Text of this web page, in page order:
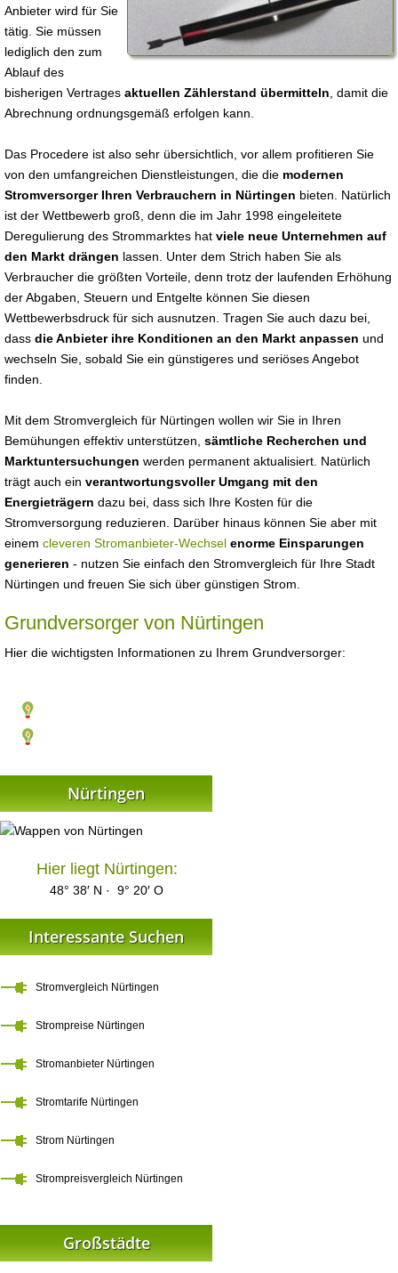
Anbieter wird für Sie
tätig. Sie müssen
lediglich den zum
Ablauf des
bisherigen Vertrages aktuellen Zählerstand übermitteln , damit die
Abrechnung ordnungsgemäß erfolgen kann.
Das Procedere ist also sehr übersichtlich, vor allem profitieren Sie
von den umfangreichen Dienstleistungen, die die modernen
Stromversorger Ihren Verbrauchern in Nürtingen bieten. Natürlich
ist der Wettbewerb groß, denn die im Jahr 1998 eingeleitete
Deregulierung des Strommarktes hat viele neue Unternehmen auf
den Markt drängen lassen. Unter dem Strich haben Sie als
Verbraucher die größten Vorteile, denn trotz der laufenden Erhöhung
der Abgaben, Steuern und Entgelte können Sie diesen
Wettbewerbsdruck für sich ausnutzen. Tragen Sie auch dazu bei,
dass die Anbieter ihre Konditionen an den Markt anpassen und
wechseln Sie, sobald Sie ein günstigeres und seriöses Angebot
finden.
Mit dem Stromvergleich für Nürtingen wollen wir Sie in Ihren
Bemühungen effektiv unterstützen, sämtliche Recherchen und
Marktuntersuchungen werden permanent aktualisiert. Natürlich
trägt auch ein verantwortungsvoller Umgang mit den
Energieträgern dazu bei, dass sich Ihre Kosten für die
Stromversorgung reduzieren. Darüber hinaus können Sie aber mit
einem cleveren Stromanbieter-Wechsel enorme Einsparungen
generieren - nutzen Sie einfach den Stromvergleich für Ihre Stadt
Nürtingen und freuen Sie sich über günstigen Strom.
Grundversorger von Nürtingen
Hier die wichtigsten Informationen zu Ihrem Grundversorger:
Nürtingen
Hier liegt Nürtingen:
48° 38′ N · 9° 20′ O
Interessante Suchen
Stromvergleich Nürtingen
Strompreise Nürtingen
Stromanbieter Nürtingen
Stromtarife Nürtingen
Strom Nürtingen
Strompreisvergleich Nürtingen
Großstädte